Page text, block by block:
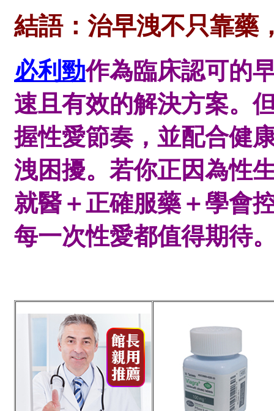
結語：治早洩不只靠藥
必利勁作為臨床認可的
速且有效的解決方案。
握性愛節奏，並配合健
洩困擾。 若你正因為性
就醫＋正確服藥＋學會
每一次性愛都值得期待